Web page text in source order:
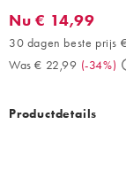
Nu € 14,99. 30
Nu € 14,99
30 dagen beste prijs
Was € 22,99 (-34%)
Productdetails